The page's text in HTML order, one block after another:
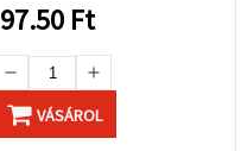
97.50 Ft
VÁSÁROL